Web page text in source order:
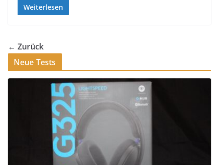
Weiterlesen
← Zurück
Neue Tests